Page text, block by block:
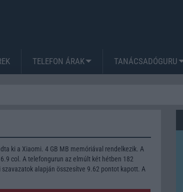
TELEFON ÁRAK TANÁCSADÓGURU
ki a Xiaomi. 4 GB MB memóriával rendelkezik. A
col. A telefongurun az elmúlt két hétben 182
alapján összesítve 9.62 pontot kapott. A